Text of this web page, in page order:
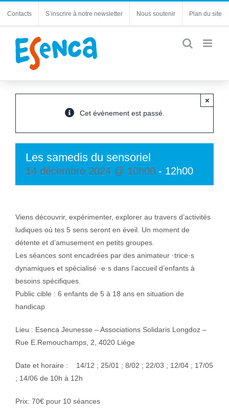
Contacts S’inscrire à notre newsletter Nous soutenir Plan du site
Cet évènement est passé.
×
Les samedis du sensoriel
14 décembre 2024 @ 10h00 - 12h00
Viens découvrir, expérimenter, explorer au travers d’activités
ludiques où tes 5 sens seront en éveil. Un moment de
détente et d’amusement en petits groupes.
Les séances sont encadrées par des animateur ·trice·s
dynamiques et spécialisé ·e·s dans l’accueil d’enfants à
besoins spécifiques.
Public cible : 6 enfants de 5 à 18 ans en situation de
handicap
Lieu : Esenca Jeunesse – Associations Solidaris Longdoz –
Rue E.Remouchamps, 2, 4020 Liège
Date et horaire : 14/12 ; 25/01 ; 8/02 ; 22/03 ; 12/04 ; 17/05
; 14/06 de 10h à 12h
Prix: 70€ pour 10 séances